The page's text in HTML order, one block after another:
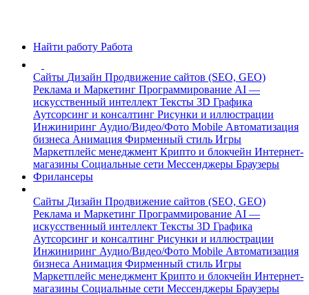
Найти работу Работа
Сайты Дизайн Продвижение сайтов (SEO, GEO)
Реклама и Маркетинг Программирование AI —
искусственный интеллект Тексты 3D Графика
Аутсорсинг и консалтинг Рисунки и иллюстрации
Инжиниринг Аудио/Видео/Фото Mobile Автоматизация
бизнеса Анимация Фирменный стиль Игры
Маркетплейс менеджмент Крипто и блокчейн Интернет-
магазины Социальные сети Мессенджеры Браузеры
Фрилансеры
Сайты Дизайн Продвижение сайтов (SEO, GEO)
Реклама и Маркетинг Программирование AI —
искусственный интеллект Тексты 3D Графика
Аутсорсинг и консалтинг Рисунки и иллюстрации
Инжиниринг Аудио/Видео/Фото Mobile Автоматизация
бизнеса Анимация Фирменный стиль Игры
Маркетплейс менеджмент Крипто и блокчейн Интернет-
магазины Социальные сети Мессенджеры Браузеры